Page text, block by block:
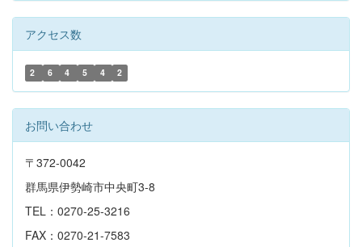
アクセス数
2 6 4 5 4 2
お問い合わせ
〒372-0042
群馬県伊勢崎市中央町3-8
TEL：0270-25-3216
FAX：0270-21-7583